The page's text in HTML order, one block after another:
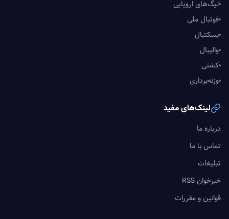
لیگ‌های اروپایی
فوتبال ملی
بسکتبال
والیبال
کشتی
وزنه‌برداری
لینک‌های مفید
درباره ما
تماس با ما
تبلیغات
خبرخوان RSS
قوانین و مقررات